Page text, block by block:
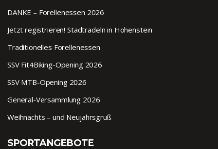
DANKE – Forellenessen 2026
Jetzt registrieren! Stadtradeln in Hohenstein
Traditionelles Forellenessen
SSV Fit4Biking-Opening 2026
SSV MTB-Opening 2026
General-Versammlung 2026
Weihnachts – und Neujahrsgruß
SPORTANGEBOTE